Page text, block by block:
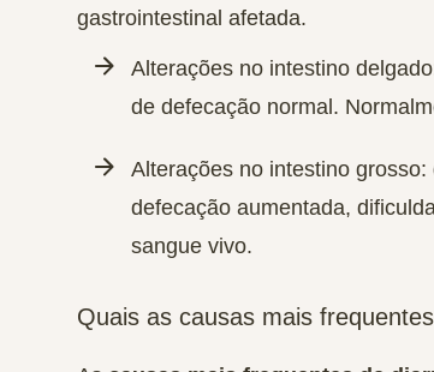
gastrointestinal afetada.
Alterações no intestino delgado
de defecação normal.
Alterações no intestino grosso:
defecação aumentada,
sangue vivo.
Quais as causas mais